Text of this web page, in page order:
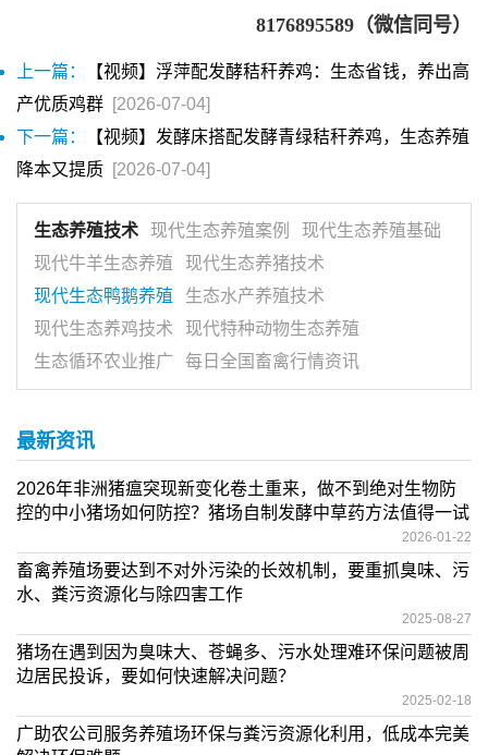
8176895589（微信同号）
上一篇：
【视频】浮萍配发酵秸秆养鸡：生态省钱，养出高
产优质鸡群 [2026-07-04]
下一篇：
【视频】发酵床搭配发酵青绿秸秆养鸡，生态养殖
降本又提质 [2026-07-04]
生态养殖技术 现代生态养殖案例
现代生态养殖基础
现代牛羊生态养殖
现代生态养猪技术
现代生态鸭鹅养殖
生态水产养殖技术
现代生态养鸡技术
现代特种动物生态养殖
生态循环农业推广
每日全国畜禽行情资讯
最新资讯
2026年非洲猪瘟突现新变化卷土重来，做不到绝对生物防
控的中小猪场如何防控？猪场自制发酵中草药方法值得一试
2026-01-22
畜禽养殖场要达到不对外污染的长效机制，要重抓臭味、污
水、粪污资源化与除四害工作
2025-08-27
猪场在遇到因为臭味大、苍蝇多、污水处理难环保问题被周
边居民投诉，要如何快速解决问题？
2025-02-18
广助农公司服务养殖场环保与粪污资源化利用，低成本完美